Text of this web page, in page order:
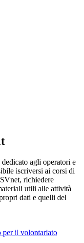
agli operatori e
iscriversi ai corsi di
richiedere
utili alle attività
dati e quelli del